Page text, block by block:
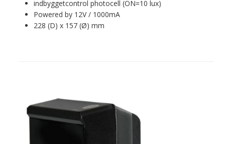
indbyggetcontrol photocell (ON=10 lux)
Powered by 12V / 1000mA
228 (D) x 157 (Ø) mm